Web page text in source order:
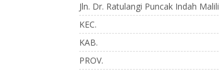
Jln. Dr. Ratulangi Puncak Indah Malili
KEC.
KAB.
PROV.